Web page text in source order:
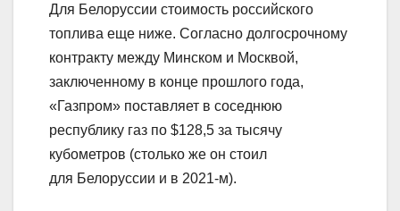
Для Белоруссии стоимость российского
топлива еще ниже. Согласно долгосрочному
контракту между Минском и Москвой,
заключенному в конце прошлого года,
«Газпром» поставляет в соседнюю
республику газ по $128,5 за тысячу
кубометров (столько же он стоил
для Белоруссии и в 2021-м).